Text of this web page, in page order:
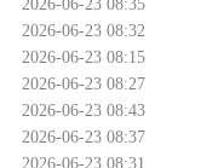
2026-06-23 08:32
2026-06-23 08:15
2026-06-23 08:27
2026-06-23 08:43
2026-06-23 08:37
2026-06-23 08:31